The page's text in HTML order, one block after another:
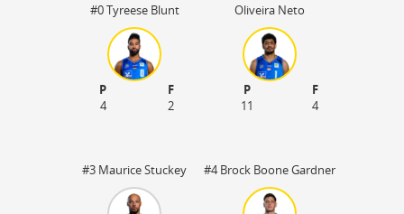
#0 Tyreese Blunt
P
F
4
2
Oliveira Neto
P
F
11
4
#3 Maurice Stuckey #4 Brock Boone Gardner